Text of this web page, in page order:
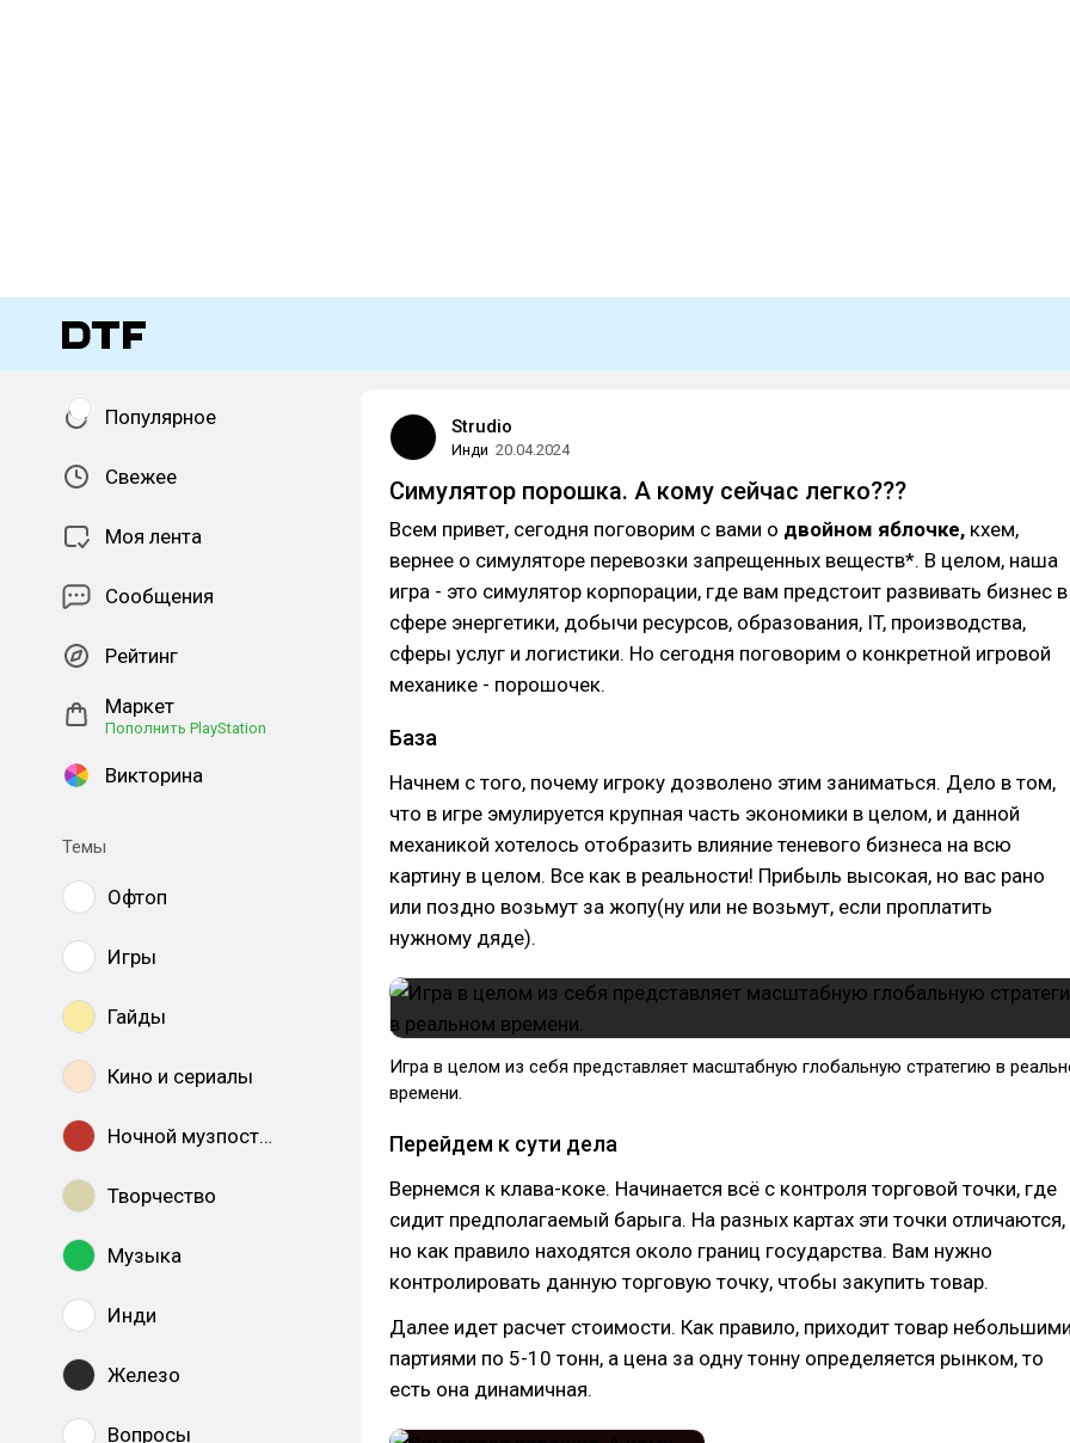
Популярное
Свежее
Моя лента
Сообщения
Рейтинг
Маркет
Пополнить PlayStation
Викторина
Темы
Офтоп
Игры
Гайды
Кино и сериалы
Ночной музпостинг
Творчество
Музыка
Инди
Железо
Вопросы
Strudio
Инди 20.04.2024
Симулятор порошка. А кому сейчас легко???
Всем привет, сегодня поговорим с вами о двойном яблочке, кхем,
вернее о симуляторе перевозки запрещенных веществ*. В целом, наша
игра - это симулятор корпорации, где вам предстоит развивать бизнес в
сфере энергетики, добычи ресурсов, образования, IT, производства,
сферы услуг и логистики. Но сегодня поговорим о конкретной игровой
механике - порошочек.
База
Начнем с того, почему игроку дозволено этим заниматься. Дело в том,
что в игре эмулируется крупная часть экономики в целом, и данной
механикой хотелось отобразить влияние теневого бизнеса на всю
картину в целом. Все как в реальности! Прибыль высокая, но вас рано
или поздно возьмут за жопу(ну или не возьмут, если проплатить
нужному дяде).
Игра в целом из себя представляет масштабную глобальную стратегию в
времени.
Перейдем к сути дела
Вернемся к клава-коке. Начинается всё с контроля торговой точки, где
сидит предполагаемый барыга. На разных картах эти точки отличаются,
но как правило находятся около границ государства. Вам нужно
контролировать данную торговую точку, чтобы закупить товар.
Далее идет расчет стоимости. Как правило, приходит товар
партиями по 5-10 тонн, а цена за одну тонну определяется рынком, то
есть она динамичная.